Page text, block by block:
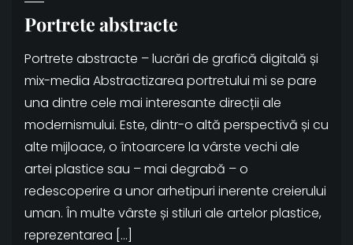
Portrete abstracte
Portrete abstracte – lucrări de grafică digitală și
mix-media Abstractizarea portretului mi se pare
una dintre cele mai interesante direcții ale
modernismului. Este, dintr-o altă perspectivă și cu
alte mijloace, o întoarcere la vârste vechi ale
artei plastice sau – mai degrabă – o
redescoperire a unor arhetipuri inerente creierului
uman. În multe vârste și stiluri ale artelor plastice,
reprezentarea […]